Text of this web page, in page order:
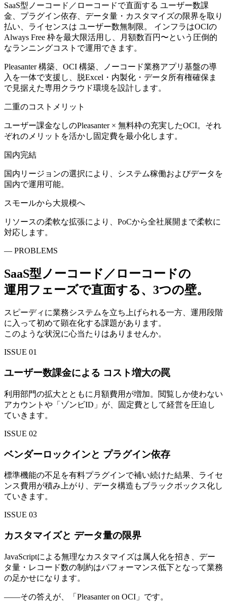
SaaS型ノーコード／ローコードで直面する ユーザー数課
金
プラグイン依存 データ量・カスタマイズの限界を取り
払い、ライセンスは ユーザー数無制限。 インフラはOCIの
Always Free 枠を最大限活用し、月額数百円〜という圧倒的
なランニングコストで運用できます。
Pleasanter 構築、OCI 構築、ノーコード業務アプリ基盤の導
入を一体で支援し、脱Excel・内製化・データ所有権確保ま
で見据えた専用クラウド環境を設計します。
二重のコストメリット
ユーザー課金なしのPleasanter × 無料枠の充実したOCI。それ
ぞれのメリットを活かし固定費を最小化します。
国内完結
国内リージョンの選択により、システム稼働およびデータを
国内で運用可能。
スモールから大規模へ
リソースの柔軟な拡張により、PoCから全社展開まで柔軟に
対応します。
— PROBLEMS
SaaS型ノーコード／ローコードの
運用フェーズで直面する、3つの壁。
スピーディに業務システムを立ち上げられる一方、運用段階
に入って初めて顕在化する課題があります。
このような状況に心当たりはありませんか。
ISSUE 01
ユーザー数課金による コスト増大の罠
利用部門の拡大とともに月額費用が増加。閲覧しか使わない
アカウントや「ゾンビID」が、固定費として経営を圧迫し
ていきます。
ISSUE 02
ベンダーロックインと プラグイン依存
標準機能の不足を有料プラグインで補い続けた結果、ライセ
ンス費用が積み上がり、データ構造もブラックボックス化し
ていきます。
ISSUE 03
カスタマイズと データ量の限界
JavaScriptによる無理なカスタマイズは属人化を招き、デー
タ量・レコード数の制約はパフォーマンス低下となって業務
の足かせになります。
——その答えが、 「Pleasanter on OCI」 です。